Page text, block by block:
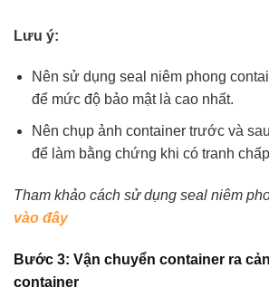
Lưu ý:
Nên sử dụng seal niêm phong
để mức độ bảo mật là cao nhất.
Nên chụp ảnh container trước và
để làm bằng chứng khi có tranh chấp
Tham khảo cách sử dụng seal niêm
vào đây
Bước 3: Vận chuyển container ra
container